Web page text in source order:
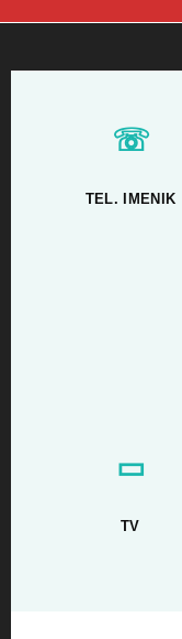
☏
TEL. IMENIK
▭
TV